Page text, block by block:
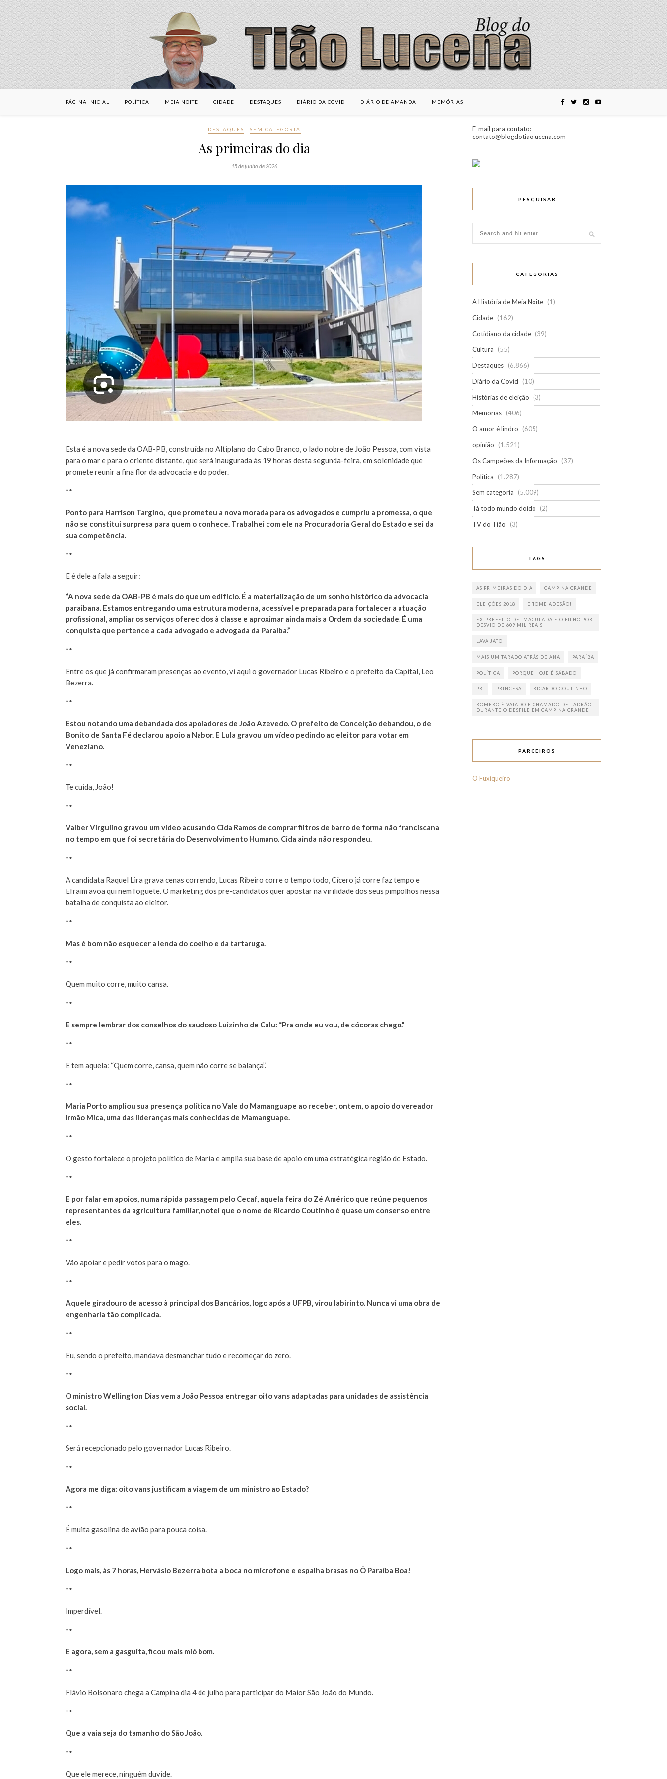
PÁGINA INICIAL POLÍTICA MEIA NOITE CIDADE DESTAQUES DIÁRIO DA COVID DIÁRIO DE AMANDA MEMÓRIAS
DESTAQUES SEM CATEGORIA
As primeiras do dia
15 de junho de 2026
Esta é a nova sede da OAB-PB, construída no Altiplano do Cabo Branco, o lado nobre de João Pessoa, com vista
para o mar e para o oriente distante, que será inaugurada às 19 horas desta segunda-feira, em solenidade que
promete reunir a fina flor da advocacia e do poder.
**
Ponto para Harrison Targino, que prometeu a nova morada para os advogados e cumpriu a promessa, o que
não se constitui surpresa para quem o conhece. Trabalhei com ele na Procuradoria Geral do Estado e sei da
sua competência.
**
E é dele a fala a seguir:
“A nova sede da OAB-PB é mais do que um edifício. É a materialização de um sonho histórico da advocacia
paraibana. Estamos entregando uma estrutura moderna, acessível e preparada para fortalecer a atuação
profissional, ampliar os serviços oferecidos à classe e aproximar ainda mais a Ordem da sociedade. É uma
conquista que pertence a cada advogado e advogada da Paraíba.”
**
Entre os que já confirmaram presenças ao evento, vi aqui o governador Lucas Ribeiro e o prefeito da Capital, Leo
Bezerra.
**
Estou notando uma debandada dos apoiadores de João Azevedo. O prefeito de Conceição debandou, o de
Bonito de Santa Fé declarou apoio a Nabor. E Lula gravou um vídeo pedindo ao eleitor para votar em
Veneziano.
**
Te cuida, João!
**
Valber Virgulino gravou um vídeo acusando Cida Ramos de comprar filtros de barro de forma não franciscana
no tempo em que foi secretária do Desenvolvimento Humano. Cida ainda não respondeu.
**
A candidata Raquel Lira grava cenas correndo, Lucas Ribeiro corre o tempo todo, Cícero já corre faz tempo e
Efraim avoa qui nem foguete. O marketing dos pré-candidatos quer apostar na virilidade dos seus pimpolhos nessa
batalha de conquista ao eleitor.
**
Mas é bom não esquecer a lenda do coelho e da tartaruga.
**
Quem muito corre, muito cansa.
**
E sempre lembrar dos conselhos do saudoso Luizinho de Calu: “Pra onde eu vou, de cócoras chego.”
**
E tem aquela: “Quem corre, cansa, quem não corre se balança”.
**
Maria Porto ampliou sua presença política no Vale do Mamanguape ao receber, ontem, o apoio do vereador
Irmão Mica, uma das lideranças mais conhecidas de Mamanguape.
**
O gesto fortalece o projeto político de Maria e amplia sua base de apoio em uma estratégica região do Estado.
**
E por falar em apoios, numa rápida passagem pelo Cecaf, aquela feira do Zé Américo que reúne pequenos
representantes da agricultura familiar, notei que o nome de Ricardo Coutinho é quase um consenso entre
eles.
**
Vão apoiar e pedir votos para o mago.
**
Aquele giradouro de acesso à principal dos Bancários, logo após a UFPB, virou labirinto. Nunca vi uma obra de
engenharia tão complicada.
**
Eu, sendo o prefeito, mandava desmanchar tudo e recomeçar do zero.
**
O ministro Wellington Dias vem a João Pessoa entregar oito vans adaptadas para unidades de assistência
social.
**
Será recepcionado pelo governador Lucas Ribeiro.
**
Agora me diga: oito vans justificam a viagem de um ministro ao Estado?
**
É muita gasolina de avião para pouca coisa.
**
Logo mais, às 7 horas, Hervásio Bezerra bota a boca no microfone e espalha brasas no Ô Paraíba Boa!
**
Imperdível.
**
E agora, sem a gasguita, ficou mais mió bom.
**
Flávio Bolsonaro chega a Campina dia 4 de julho para participar do Maior São João do Mundo.
**
Que a vaia seja do tamanho do São João.
**
Que ele merece, ninguém duvide.
E-mail para contato:
contato@blogdotiaolucena.com
PESQUISAR
CATEGORIAS
A História de Meia Noite (1)
Cidade (162)
Cotidiano da cidade (39)
Cultura
(55)
Destaques (6.866)
Diário da Covid
(10)
Histórias de eleição
(3)
Memórias (406)
O amor é lindro
(605)
opinião
(1.521)
Os Campeões da Informação
(37)
Política
(1.287)
Sem categoria
(5.009)
Tá todo mundo doido
(2)
TV do Tião
(3)
TAGS
AS PRIMEIRAS DO DIA CAMPINA GRANDE
ELEIÇÕES 2018 E TOME ADESÃO!
EX-PREFEITO DE IMACULADA E O FILHO POR
DESVIO DE 609 MIL REAIS
LAVA JATO
MAIS UM TARADO ATRÁS DE ANA PARAÍBA
POLÍTICA PORQUE HOJE É SÁBADO
PR. PRINCESA RICARDO COUTINHO
ROMERO É VAIADO E CHAMADO DE LADRÃO
DURANTE O DESFILE EM CAMPINA GRANDE
PARCEIROS
O Fuxiqueiro